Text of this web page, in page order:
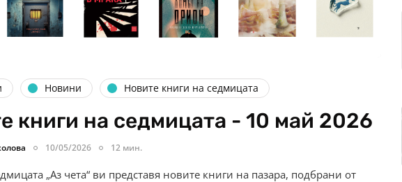
Новини Новите книги на седмицата
книги на седмицата - 10 май 2026
10/05/2026 12 мин.
„Аз чета“ ви представя новите книги на пазара, подбрани от